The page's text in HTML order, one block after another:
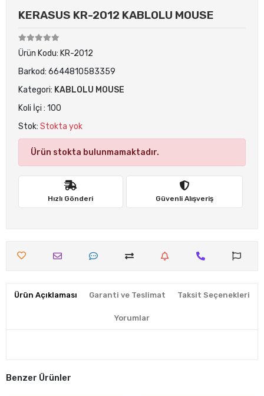
KERASUS KR-2012 KABLOLU MOUSE
Ürün Kodu: KR-2012
Barkod: 6644810583359
Kategori: KABLOLU MOUSE
Koli İçi : 100
Stok: Stokta yok
Ürün stokta bulunmamaktadır.
Hızlı Gönderi Güvenli Alışveriş
Ürün Açıklaması Garanti ve Teslimat Taksit Seçenekleri
Yorumlar
Benzer Ürünler